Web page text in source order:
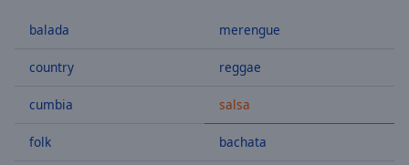
Skip
Skip
Mute
Time0:00
balada
country
cumbia
folk
merengue
reggae
salsa
bachata